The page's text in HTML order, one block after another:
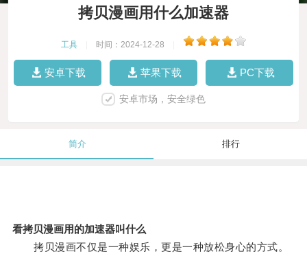
拷贝漫画用什么加速器
工具 时间：2024-12-28
安卓下载 苹果下载 PC下载
安卓市场，安全绿色
简介 排行
看拷贝漫画用的加速器叫什么
拷贝漫画不仅是一种娱乐，更是一种放松身心的方式。